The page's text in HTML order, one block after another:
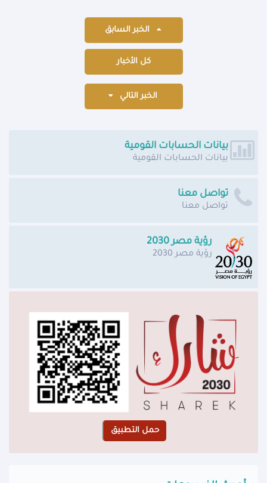
الخبر السابق
كل الأخبار
الخبر التالي
بيانات الحسابات القومية
بيانات الحسابات القومية
تواصل معنا
تواصل معنا
رؤية مصر 2030
رؤية مصر 2030